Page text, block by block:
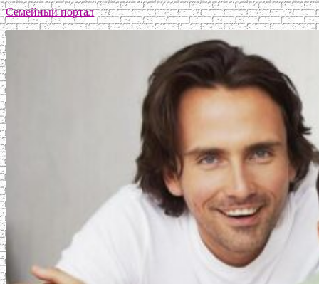
Семейный портал